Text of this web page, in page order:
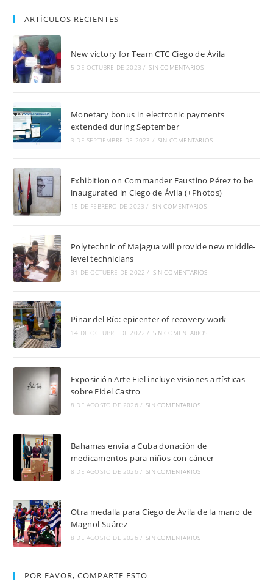
ARTÍCULOS RECIENTES
New victory for Team CTC Ciego de Ávila
5 DE OCTUBRE DE 2023 / SIN COMENTARIOS
Monetary bonus in electronic payments
extended during September
3 DE SEPTIEMBRE DE 2023 / SIN COMENTARIOS
Exhibition on Commander Faustino Pérez to be
inaugurated in Ciego de Ávila (+Photos)
15 DE FEBRERO DE 2023 / SIN COMENTARIOS
Polytechnic of Majagua will provide new middle-
level technicians
31 DE OCTUBRE DE 2022 / SIN COMENTARIOS
Pinar del Río: epicenter of recovery work
14 DE OCTUBRE DE 2022 / SIN COMENTARIOS
Exposición Arte Fiel incluye visiones artísticas
sobre Fidel Castro
8 DE AGOSTO DE 2026 / SIN COMENTARIOS
Bahamas envía a Cuba donación de
medicamentos para niños con cáncer
8 DE AGOSTO DE 2026 / SIN COMENTARIOS
Otra medalla para Ciego de Ávila de la mano de
Magnol Suárez
8 DE AGOSTO DE 2026 / SIN COMENTARIOS
POR FAVOR, COMPARTE ESTO